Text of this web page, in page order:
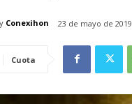
Conexihon 23 de mayo de 2019
Cuota